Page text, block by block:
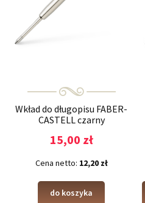
Wkład do długopisu FABER-
CASTELL czarny
15,00 zł
Cena netto: 12,20 zł
do koszyka